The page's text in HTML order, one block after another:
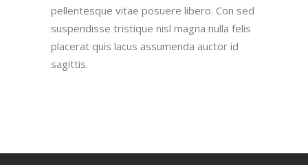
pellentesque vitae posuere libero. Con sed
suspendisse tristique nisl magna nulla felis
placerat quis lacus assumenda auctor id
sagittis.